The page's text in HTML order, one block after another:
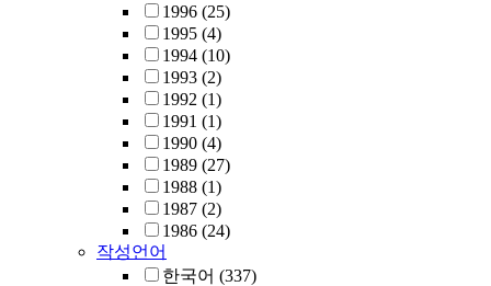
1996 (25)
1995 (4)
1994 (10)
1993 (2)
1992 (1)
1991 (1)
1990 (4)
1989 (27)
1988 (1)
1987 (2)
1986 (24)
작성언어
한국어 (337)